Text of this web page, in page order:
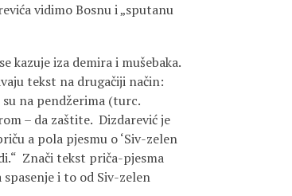
vidimo Bosnu i „sputanu
kazuje iza demira i mušebaka.
tekst na drugačiji način:
na pendžerima (turc.
– da zaštite. Dizdarević je
a pola pjesmu o ‘Siv-zelen
Znači tekst priča-pjesma
i to od Siv-zelen